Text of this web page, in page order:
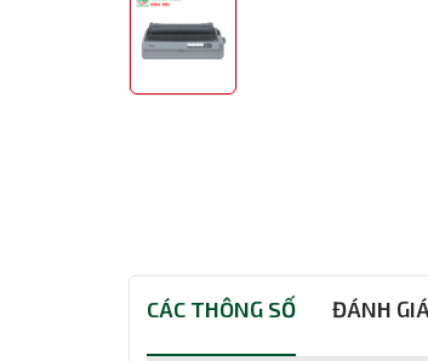
CÁC THÔNG SỐ ĐÁNH GIÁ